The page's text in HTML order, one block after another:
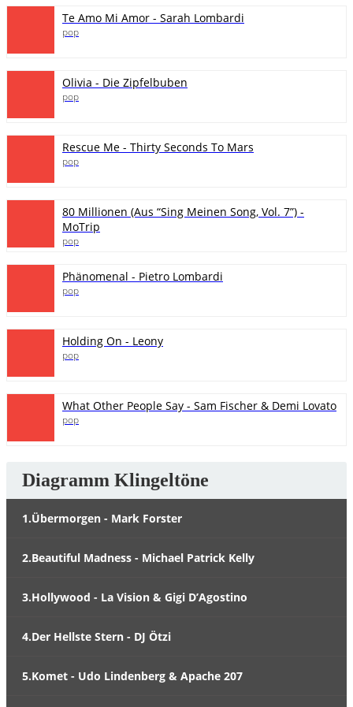
Te Amo Mi Amor - Sarah Lombardi
pop
Olivia - Die Zipfelbuben
pop
Rescue Me - Thirty Seconds To Mars
pop
80 Millionen (Aus “Sing Meinen Song, Vol. 7”) -
MoTrip
pop
Phänomenal - Pietro Lombardi
pop
Holding On - Leony
pop
What Other People Say - Sam Fischer & Demi Lovato
pop
Diagramm Klingeltöne
1.Übermorgen - Mark Forster
2.Beautiful Madness - Michael Patrick Kelly
3.Hollywood - La Vision & Gigi D’Agostino
4.Der Hellste Stern - DJ Ötzi
5.Komet - Udo Lindenberg & Apache 207